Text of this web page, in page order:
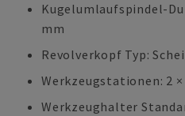
Kugelumlaufspindel-
mm
Revolverkopf Typ:
Werkzeugstationen: 2 ×
Werkzeughalter